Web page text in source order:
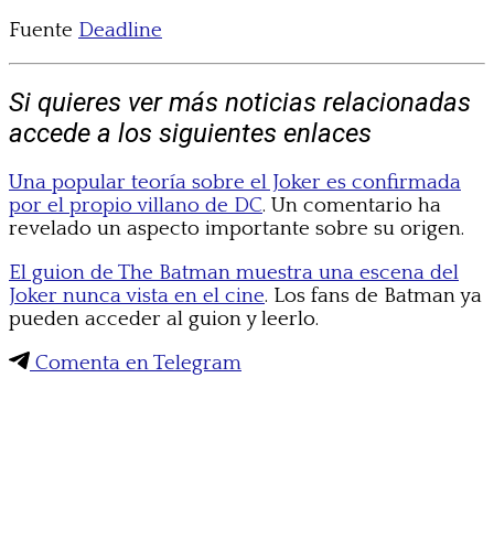
Fuente Deadline
Si quieres ver más noticias relacionadas
accede a los siguientes enlaces
Una popular teoría sobre el Joker es confirmada
por el propio villano de DC. Un comentario ha
revelado un aspecto importante sobre su origen.
El guion de The Batman muestra una escena del
Joker nunca vista en el cine. Los fans de Batman ya
pueden acceder al guion y leerlo.
Comenta en Telegram